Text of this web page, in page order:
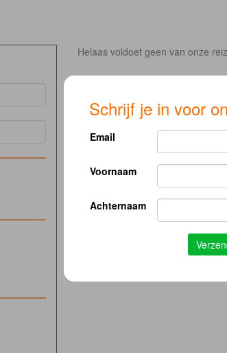
Schrijf je in voor
Email
Voornaam
Achternaam
Helaas voldoet geen van onze